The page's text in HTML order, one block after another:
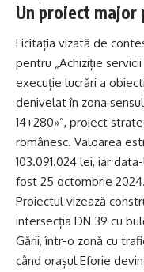
Un proiect
Licitația vizată de
pentru „Achiziție
execuție lucrări a
denivelat în zona
14+280»”, proiect
românesc. Valoarea
103.091.024 lei, iar
fost 25 octombrie 2024.
Proiectul vizează
intersecția DN 39 cu
Gării, într-o zonă cu
când orașul Eforie